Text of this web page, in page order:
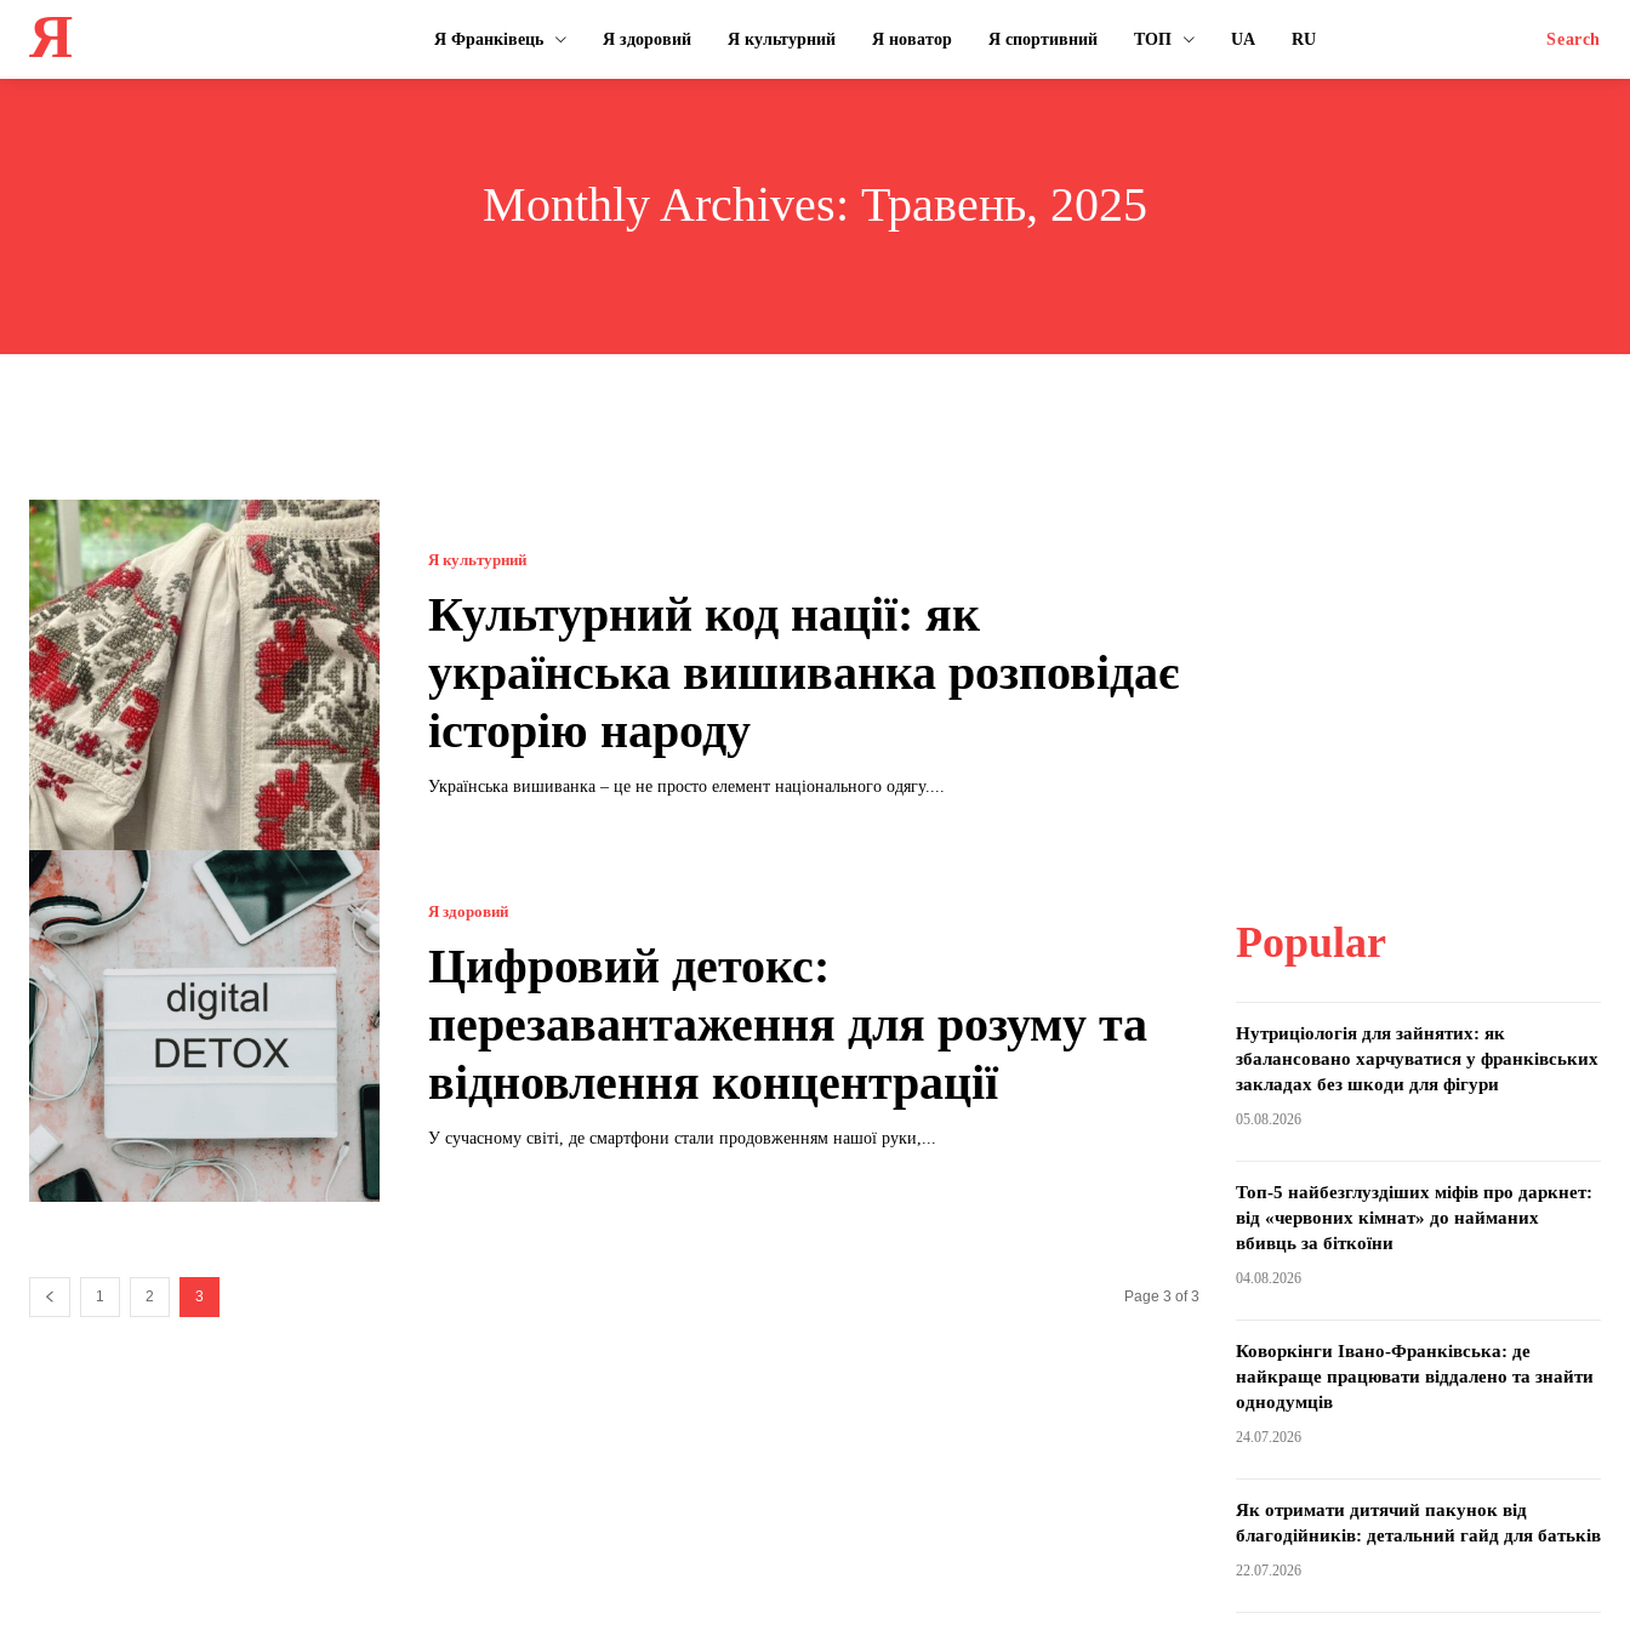
Я Я Франківець Я здоровий Я культурний Я новатор Я спортивний ТОП UA RU Search
Monthly Archives: Травень, 2025
Я культурний
Культурний код нації: як
українська вишиванка розповідає
історію народу
Українська вишиванка – це не просто елемент національного одягу....
Я здоровий
Цифровий детокс:
перезавантаження для розуму та
відновлення концентрації
У сучасному світі, де смартфони стали продовженням нашої руки,...
1 2 3 Page 3 of 3
Popular
Нутриціологія для зайнятих: як
збалансовано харчуватися у франківських
закладах без шкоди для фігури
05.08.2026
Топ-5 найбезглуздіших міфів про даркнет:
від «червоних кімнат» до найманих
вбивць за біткоїни
04.08.2026
Коворкінги Івано-Франківська: де
найкраще працювати віддалено та знайти
однодумців
24.07.2026
Як отримати дитячий пакунок від
благодійників: детальний гайд для батьків
22.07.2026